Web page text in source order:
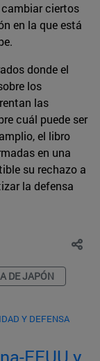
ciertos
en la que está
donde el
los
las
cuál puede ser
el libro
en una
su rechazo a
la defensa
DE JAPÓN
Y DEFENSA